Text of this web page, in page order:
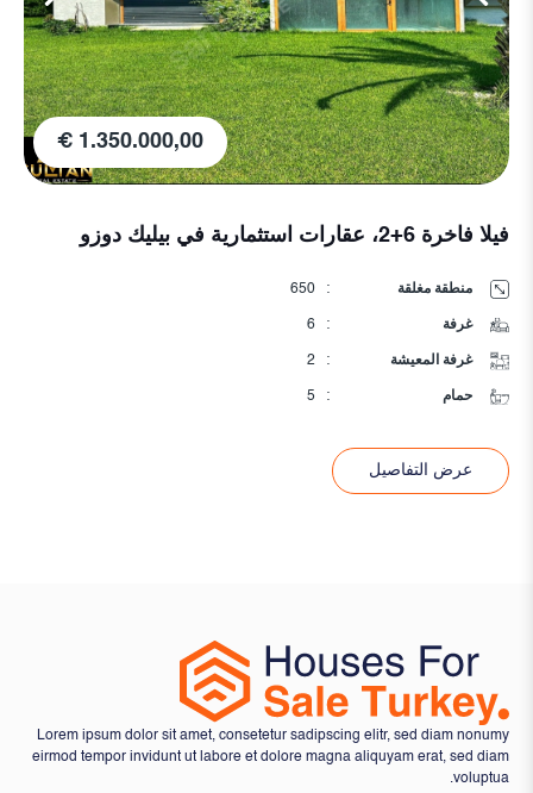
500.000,00 €
فيلا توأم في الموقع
منطقة مغلقة :
220
غرفة :
4
غرفة المعيشة :
1
حمام :
2
عرض التفاصيل
Lorem ipsum dolor sit amet, consetetur sadipscing elitr, sed diam nonumy
eirmod tempor invidunt ut labore et dolore magna aliquyam erat, sed diam
voluptua.